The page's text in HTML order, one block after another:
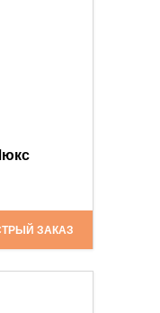
ЗАКАЗ